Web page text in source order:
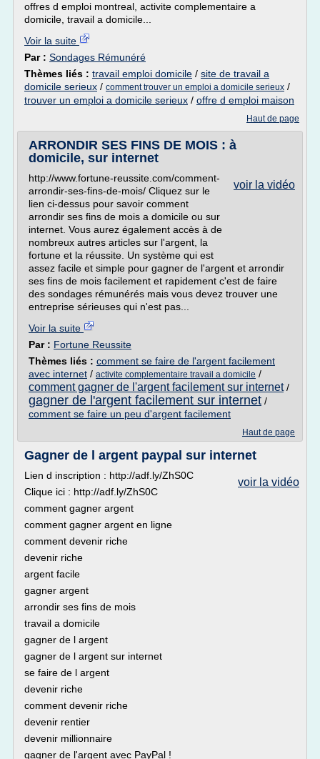
offres d emploi montreal, activite complementaire a
domicile, travail a domicile...
Voir la suite
Par : Sondages Rémunéré
Thèmes liés : travail emploi domicile / site de travail a
domicile serieux / comment trouver un emploi a domicile serieux /
trouver un emploi a domicile serieux / offre d emploi maison
Haut de page
ARRONDIR SES FINS DE MOIS : à
domicile, sur internet
voir la vidéo
http://www.fortune-reussite.com/comment-
arrondir-ses-fins-de-mois/ Cliquez sur le
lien ci-dessus pour savoir comment
arrondir ses fins de mois a domicile ou sur
internet. Vous aurez également accès à de
nombreux autres articles sur l'argent, la
fortune et la réussite. Un système qui est
assez facile et simple pour gagner de l'argent et arrondir
ses fins de mois facilement et rapidement c'est de faire
des sondages rémunérés mais vous devez trouver une
entreprise sérieuses qui n'est pas...
Voir la suite
Par : Fortune Reussite
Thèmes liés : comment se faire de l'argent facilement
avec internet / activite complementaire travail a domicile /
comment gagner de l'argent facilement sur internet/
gagner de l'argent facilement sur internet /
comment se faire un peu d'argent facilement
Haut de page
Gagner de l argent paypal sur internet
voir la vidéo
Lien d inscription : http://adf.ly/ZhS0C
Clique ici : http://adf.ly/ZhS0C
comment gagner argent
comment gagner argent en ligne
comment devenir riche
devenir riche
argent facile
gagner argent
arrondir ses fins de mois
travail a domicile
gagner de l argent
gagner de l argent sur internet
se faire de l argent
devenir riche
comment devenir riche
devenir rentier
devenir millionnaire
gagner de l'argent avec PayPal !